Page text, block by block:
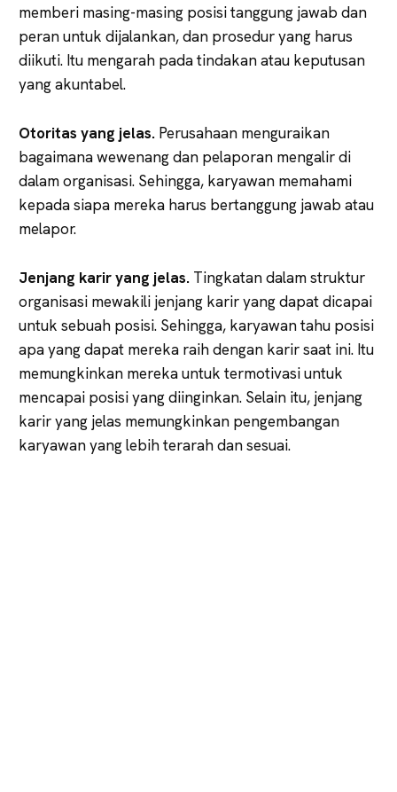
memberi masing-masing posisi tanggung jawab dan
peran untuk dijalankan, dan prosedur yang harus
diikuti. Itu mengarah pada tindakan atau keputusan
yang akuntabel.
Otoritas yang jelas. Perusahaan menguraikan
bagaimana wewenang dan pelaporan mengalir di
dalam organisasi. Sehingga, karyawan memahami
kepada siapa mereka harus bertanggung jawab atau
melapor.
Jenjang karir yang jelas. Tingkatan dalam struktur
organisasi mewakili jenjang karir yang dapat dicapai
untuk sebuah posisi. Sehingga, karyawan tahu posisi
apa yang dapat mereka raih dengan karir saat ini. Itu
memungkinkan mereka untuk termotivasi untuk
mencapai posisi yang diinginkan. Selain itu, jenjang
karir yang jelas memungkinkan pengembangan
karyawan yang lebih terarah dan sesuai.